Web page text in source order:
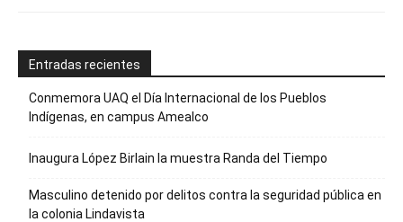
Entradas recientes
Conmemora UAQ el Día Internacional de los Pueblos
Indígenas, en campus Amealco
Inaugura López Birlain la muestra Randa del Tiempo
Masculino detenido por delitos contra la seguridad pública en
la colonia Lindavista